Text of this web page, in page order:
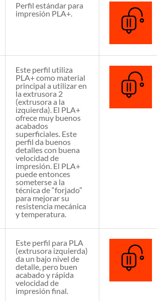
Perfil estándar para
impresión PLA+.
Este perfil utiliza
PLA+ como material
principal a utilizar en
la extrusora 2
(extrusora a la
izquierda). El PLA+
ofrece muy buenos
acabados
superficiales. Este
perfil da buenos
detalles con buena
velocidad de
impresión. El PLA+
puede entonces
someterse a la
técnica de “forjado”
para mejorar su
resistencia mecánica
y temperatura.
Este perfil para PLA
(extrusora izquierda)
da un bajo nivel de
detalle, pero buen
acabado y rápida
velocidad de
impresión final.